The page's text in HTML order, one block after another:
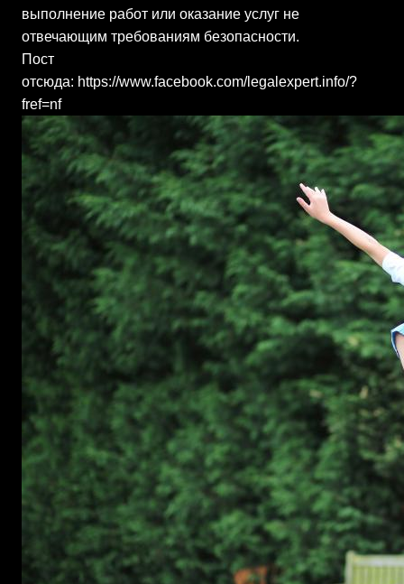
выполнение работ или оказание услуг не
отвечающим требованиям безопасности.
Пост
отсюда: https://www.facebook.com/legalexpert.info/?
fref=nf